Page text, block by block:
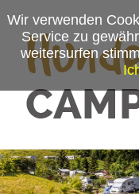
Wir verwenden
Service zu
weitersurfen